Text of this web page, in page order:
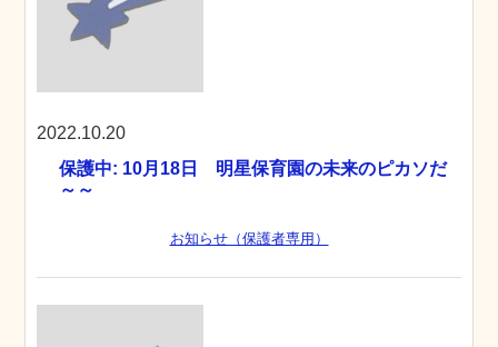
2022.10.20
保護中: 10月18日 明星保育園の未来のピカソだ
～～
お知らせ（保護者専用）